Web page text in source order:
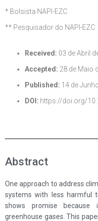
* Bolsista NAPI-EZC
** Pesquisador do NAPI-EZC
Received: 03 de Abril
Accepted: 28 de Maio
Published: 14 de
DOI: https://doi.org/
Abstract
One approach to address
systems with less harmful
shows promise
greenhouse gases. This